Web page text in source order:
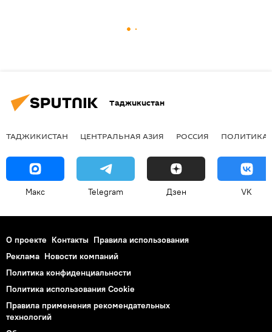
Таджикистан
ТАДЖИКИСТАН ЦЕНТРАЛЬНАЯ АЗИЯ РОССИЯ ПОЛИТИКА
Макс Telegram Дзен VK
О проекте Контакты Правила использования
Реклама Новости компаний
Политика конфиденциальности
Политика использования Cookie
Правила применения рекомендательных
технологий